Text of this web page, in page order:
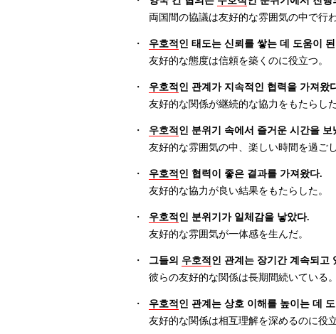
両国間の協議は友好的な雰囲気の中で行わ
・ 우호적 인 태도는 신뢰를 쌓는 데 도움이
友好的な態度は信頼を築くのに役立つ。
・ 우호적 인 관계가 지속적인 협력을 가져왔
友好的な関係が継続的な協力をもたらした
・ 우호적 인 분위기 속에서 즐거운 시간을 보
友好的な雰囲気の中、楽しい時間を過ごし
・ 우호적 인 협력이 좋은 결과를 가져왔다.
友好的な協力が良い結果をもたらした。
・ 우호적 인 분위기가 일체감을 낳았다.
友好的な雰囲気が一体感を生んだ。
・ 그들의 우호적 인 관계는 장기간 계속되고
彼らの友好的な関係は長期間続いている。
・ 우호적 인 관계는 상호 이해를 높이는 데
友好的な関係は相互理解を深めるのに役立